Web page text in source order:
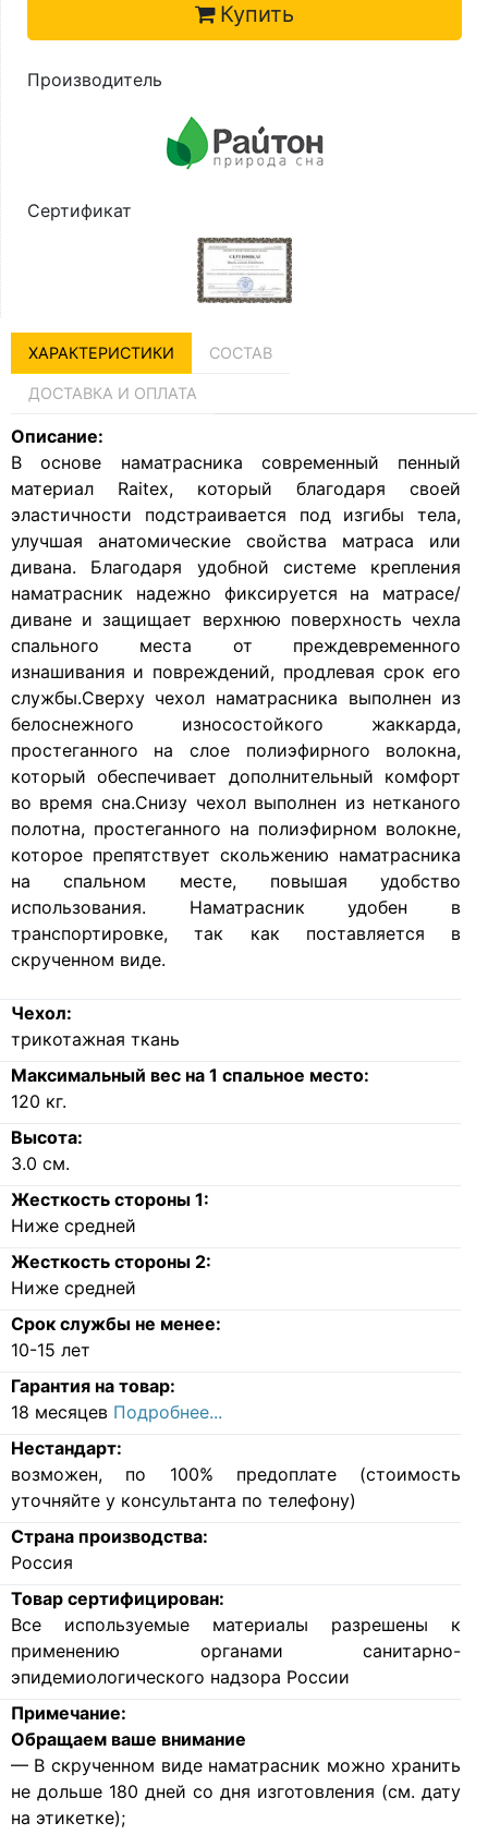
Купить
Производитель
Сертификат
ХАРАКТЕРИСТИКИ СОСТАВ
ДОСТАВКА И ОПЛАТА
Описание:
В основе наматрасника современный пенный
материал Raitex, который благодаря своей
эластичности подстраивается под изгибы тела,
улучшая анатомические свойства матраса или
дивана. Благодаря удобной системе крепления
наматрасник надежно фиксируется на матрасе/
диване и защищает верхнюю поверхность чехла
спального места от преждевременного
изнашивания и повреждений, продлевая срок его
службы.Сверху чехол наматрасника выполнен из
белоснежного износостойкого жаккарда,
простеганного на слое полиэфирного волокна,
который обеспечивает дополнительный комфорт
во время сна.Снизу чехол выполнен из нетканого
полотна, простеганного на полиэфирном волокне,
которое препятствует скольжению наматрасника
на спальном месте, повышая удобство
использования. Наматрасник удобен в
транспортировке, так как поставляется в
скрученном виде.
Чехол:
трикотажная ткань
Максимальный вес на 1 спальное место:
120 кг.
Высота:
3.0 см.
Жесткость стороны 1:
Ниже средней
Жесткость стороны 2:
Ниже средней
Срок службы не менее:
10-15 лет
Гарантия на товар:
18 месяцев Подробнее...
Нестандарт:
возможен, по 100% предоплате (стоимость
уточняйте у консультанта по телефону)
Страна производства:
Россия
Товар сертифицирован:
Все используемые материалы разрешены к
применению органами санитарно-
эпидемиологического надзора России
Примечание:
Обращаем ваше внимание
— В скрученном виде наматрасник можно хранить
не дольше 180 дней со дня изготовления (см. дату
на этикетке);